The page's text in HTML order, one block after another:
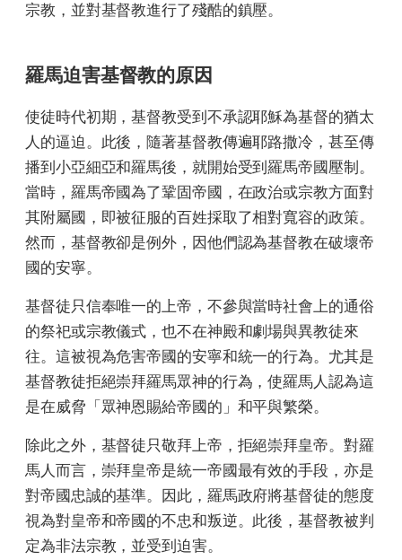
宗教，並對基督教進行了殘酷的鎮壓。
羅馬迫害基督教的原因
使徒時代初期，基督教受到不承認耶穌為基督的猶太
人的逼迫。此後，隨著基督教傳遍耶路撒冷，甚至傳
播到小亞細亞和羅馬後，就開始受到羅馬帝國壓制。
當時，羅馬帝國為了鞏固帝國，在政治或宗教方面對
其附屬國，即被征服的百姓採取了相對寬容的政策。
然而，基督教卻是例外，因他們認為基督教在破壞帝
國的安寧。
基督徒只信奉唯一的上帝，不參與當時社會上的通俗
的祭祀或宗教儀式，也不在神殿和劇場與異教徒來
往。這被視為危害帝國的安寧和統一的行為。尤其是
基督教徒拒絕崇拜羅馬眾神的行為，使羅馬人認為這
是在威脅「眾神恩賜給帝國的」和平與繁榮。
除此之外，基督徒只敬拜上帝，拒絕崇拜皇帝。對羅
馬人而言，崇拜皇帝是統一帝國最有效的手段，亦是
對帝國忠誠的基準。因此，羅馬政府將基督徒的態度
視為對皇帝和帝國的不忠和叛逆。此後，基督教被判
定為非法宗教，並受到迫害。